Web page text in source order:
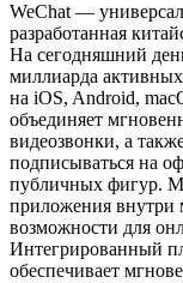
WeChat —
разработанная
На сегодняшний
миллиарда
на iOS, Android,
объединяет
видеозвонки, а
подписываться на
публичных фигур.
приложения внутри
возможности для
Интегрированный
обеспечивает